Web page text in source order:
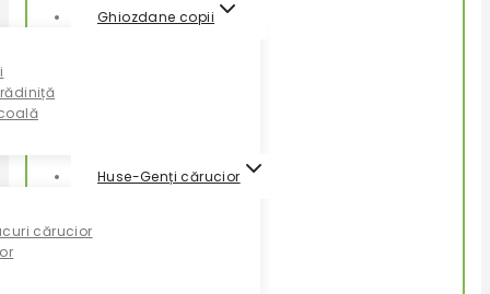
Ghiozdane copii
Huse-Genți cărucior
cărucior